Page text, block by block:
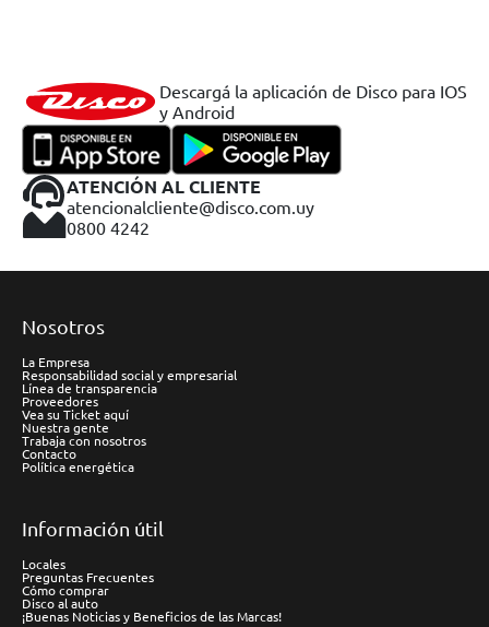
Descargá la aplicación de Disco para IOS
y Android
ATENCIÓN AL CLIENTE
atencionalcliente@disco.com.uy
0800 4242
Nosotros
La Empresa
Responsabilidad social y empresarial
Línea de transparencia
Proveedores
Vea su Ticket aquí
Nuestra gente
Trabaja con nosotros
Contacto
Política energética
Información útil
Locales
Preguntas Frecuentes
Cómo comprar
Disco al auto
¡Buenas Noticias y Beneficios de las Marcas!